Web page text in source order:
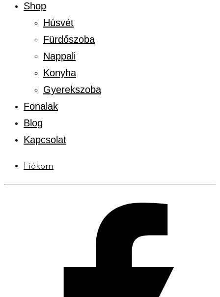
Shop
Húsvét
Fürdőszoba
Nappali
Konyha
Gyerekszoba
Fonalak
Blog
Kapcsolat
Fiókom